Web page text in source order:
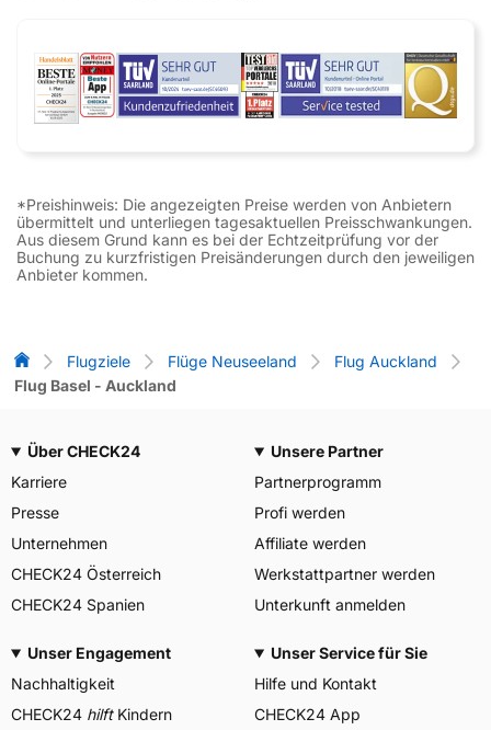
*Preishinweis: Die angezeigten Preise werden von Anbietern
übermittelt und unterliegen tagesaktuellen Preisschwankungen.
Aus diesem Grund kann es bei der Echtzeitprüfung vor der
Buchung zu kurzfristigen Preisänderungen durch den jeweiligen
Anbieter kommen.
Flug-Vergleich
Flugziele Flüge Neuseeland
Flug Auckland
Flug Basel - Auckland
Über CHECK24
Karriere
Presse
Unternehmen
CHECK24 Österreich
CHECK24 Spanien
Unsere Partner
Partnerprogramm
Profi werden
Affiliate werden
Werkstattpartner werden
Unterkunft anmelden
Unser Engagement
Nachhaltigkeit
CHECK24 hilftKindern
Unser Service für Sie
Hilfe und Kontakt
CHECK24 App